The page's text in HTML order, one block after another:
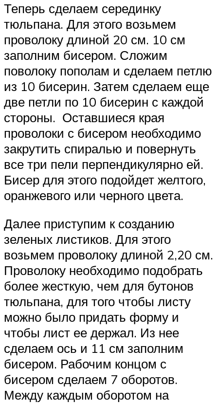
Теперь сделаем серединку
тюльпана. Для этого возьмем
проволоку длиной 20 см. 10 см
заполним бисером. Сложим
поволоку пополам и сделаем петлю
из 10 бисерин. Затем сделаем еще
две петли по 10 бисерин с каждой
стороны. Оставшиеся края
проволоки с бисером необходимо
закрутить спиралью и повернуть
все три пели перпендикулярно ей.
Бисер для этого подойдет желтого,
оранжевого или черного цвета.
Далее приступим к созданию
зеленых листиков. Для этого
возьмем проволоку длиной 2,20 см.
Проволоку необходимо подобрать
более жесткую, чем для бутонов
тюльпана, для того чтобы листу
можно было придать форму и
чтобы лист ее держал. Из нее
сделаем ось и 11 см заполним
бисером. Рабочим концом с
бисером сделаем 7 оборотов.
Между каждым оборотом на